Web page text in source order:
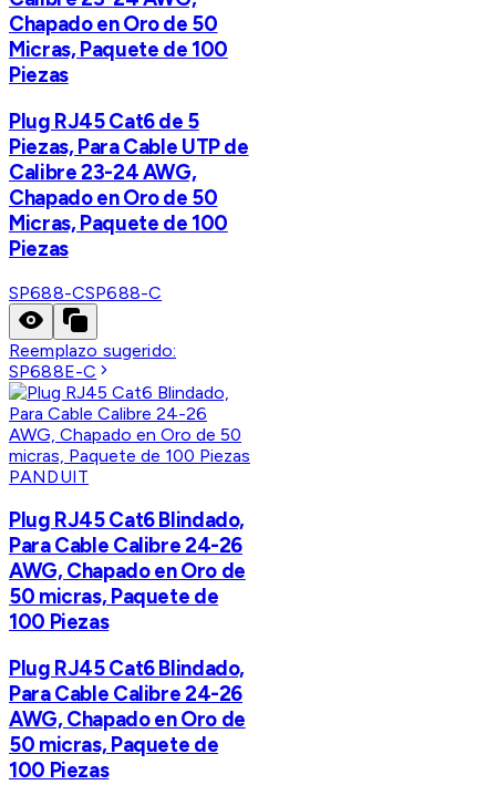
Chapado en Oro de 50
Micras, Paquete de 100
Piezas
Plug RJ45 Cat6 de 5
Piezas, Para Cable UTP de
Calibre 23-24 AWG,
Chapado en Oro de 50
Micras, Paquete de 100
Piezas
SP688-CSP688-C
Reemplazo sugerido:
SP688E-C
PANDUIT
Plug RJ45 Cat6 Blindado,
Para Cable Calibre 24-26
AWG, Chapado en Oro de
50 micras, Paquete de
100 Piezas
Plug RJ45 Cat6 Blindado,
Para Cable Calibre 24-26
AWG, Chapado en Oro de
50 micras, Paquete de
100 Piezas